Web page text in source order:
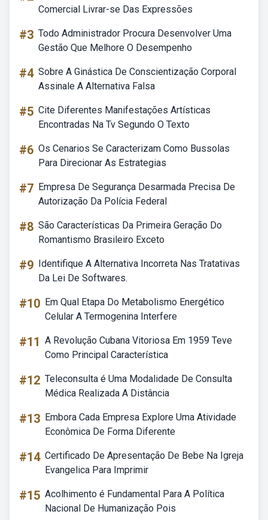
Comercial Livrar-se Das Expressões
#3 Todo Administrador Procura Desenvolver Uma
Gestão Que Melhore O Desempenho
#4 Sobre A Ginástica De Conscientização Corporal
Assinale A Alternativa Falsa
#5 Cite Diferentes Manifestações Artísticas
Encontradas Na Tv Segundo O Texto
#6 Os Cenarios Se Caracterizam Como Bussolas
Para Direcionar As Estrategias
#7 Empresa De Segurança Desarmada Precisa De
Autorização Da Polícia Federal
#8 São Características Da Primeira Geração Do
Romantismo Brasileiro Exceto
#9 Identifique A Alternativa Incorreta Nas Tratativas
Da Lei De Softwares.
#10 Em Qual Etapa Do Metabolismo Energético
Celular A Termogenina Interfere
#11 A Revolução Cubana Vitoriosa Em 1959 Teve
Como Principal Característica
#12 Teleconsulta é Uma Modalidade De Consulta
Médica Realizada A Distância
#13 Embora Cada Empresa Explore Uma Atividade
Econômica De Forma Diferente
#14 Certificado De Apresentação De Bebe Na Igreja
Evangelica Para Imprimir
#15 Acolhimento é Fundamental Para A Política
Nacional De Humanização Pois